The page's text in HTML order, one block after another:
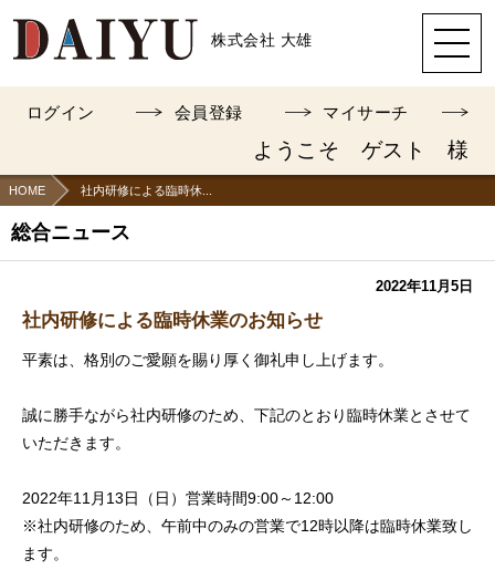
株式会社 大雄
ログイン 会員登録 マイサーチ
ようこそ ゲスト 様
HOME 社内研修による臨時休...
総合ニュース
2022年11月5日
社内研修による臨時休業のお知らせ
平素は、格別のご愛願を賜り厚く御礼申し上げます。
誠に勝手ながら社内研修のため、下記のとおり臨時休業とさせて
いただきます。
2022年11月13日（日）営業時間9:00～12:00
※社内研修のため、午前中のみの営業で12時以降は臨時休業致し
ます。